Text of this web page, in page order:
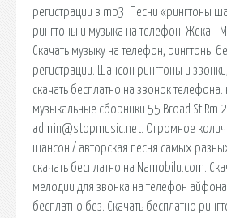
регистрации в mp3. Песни «рингтоны
рингтоны и музыка на телефон. Жека -
Скачать музыку на телефон, рингтоны
регистрации. Шансон рингтоны и
скачать бесплатно на звонок
музыкальные сборники 55 Broad St Rm
admin@stopmusic.net. Огромное
шансон / авторская песня самых
скачать бесплатно на Namobilu.com.
мелодии для звонка на телефон
бесплатно без. Скачать бесплатно